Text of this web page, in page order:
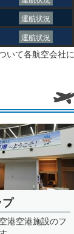
運航状況
運航状況
いて各航空会社に
プ
港空港施設のフ